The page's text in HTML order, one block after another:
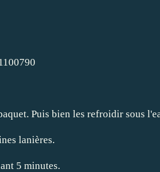
Puis bien les refroidir sous
lanières.
5 minutes.